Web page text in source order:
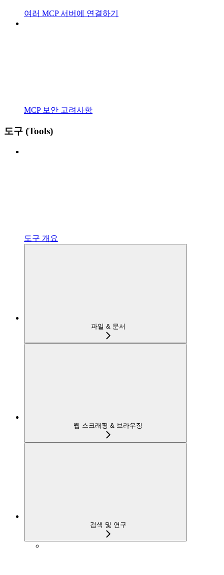
여러 MCP 서버에 연결하기
MCP 보안 고려사항
도구 (Tools)
도구 개요
파일 & 문서
웹 스크래핑 & 브라우징
검색 및 연구